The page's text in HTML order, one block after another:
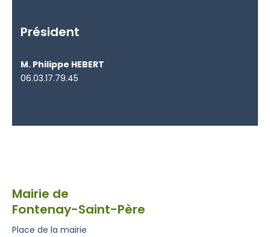
Président
M. Philippe HEBERT
06.03.17.79.45
Mairie de
Fontenay-Saint-Père
Place de la mairie